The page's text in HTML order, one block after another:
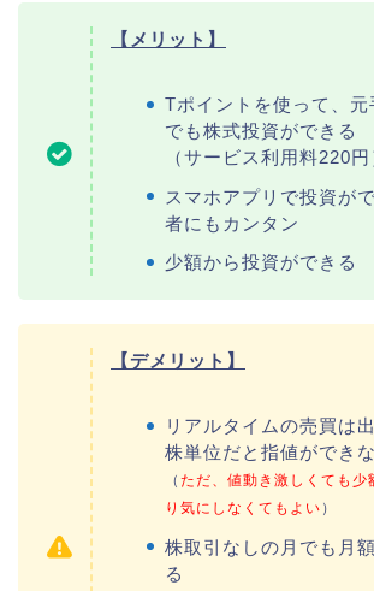
【メリット】
Tポイントを使って、元
でも株式投資ができる
（サービス利用料220円
スマホアプリで投資が
者にもカンタン
少額から投資ができる
【デメリット】
リアルタイムの売買は
株単位だと指値ができ
（ ただ、値動き激しくても少
り気にしなくてもよい ）
株取引なしの月でも月
る